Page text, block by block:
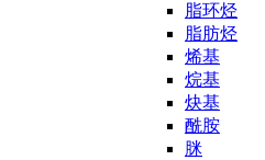
脂环烃
脂肪烃
烯基
烷基
炔基
酰胺
脒